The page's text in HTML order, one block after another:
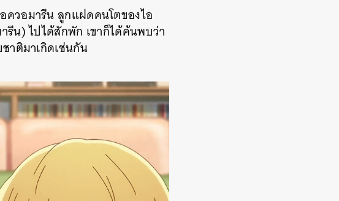
ควอมารีน ลูกแฝดคนโตของไอ
รีน) ไปได้สักพัก เขาก็ได้ค้นพบว่า
าติมาเกิดเช่นกัน